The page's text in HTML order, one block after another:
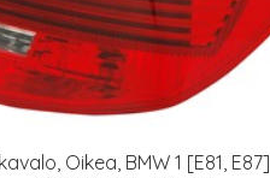
Oikea, BMW 1 [E81, E87],